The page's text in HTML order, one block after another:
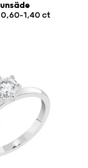
0,60-1,40 ct